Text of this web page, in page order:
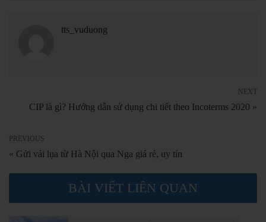
tts_vuduong
NEXT
CIP là gì? Hướng dẫn sử dụng chi tiết theo Incoterms 2020 »
PREVIOUS
« Gửi vải lụa từ Hà Nội qua Nga giá rẻ, uy tín
BÀI VIẾT LIÊN QUAN